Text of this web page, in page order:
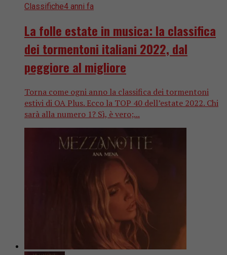
Classifiche4 anni fa
La folle estate in musica: la classifica
dei tormentoni italiani 2022, dal
peggiore al migliore
Torna come ogni anno la classifica dei tormentoni
estivi di OA Plus. Ecco la TOP 40 dell’estate 2022. Chi
sarà alla numero 1? Sì, è vero;...